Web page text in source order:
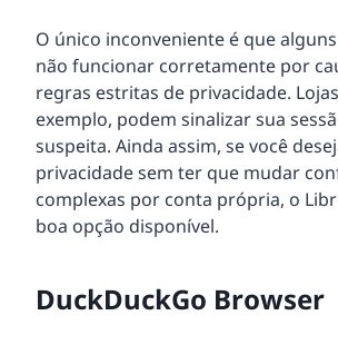
O único inconveniente é que
não funcionar corretamente por
regras estritas de privacidade.
exemplo, podem sinalizar sua
suspeita. Ainda assim, se você
privacidade sem ter que mudar
complexas por conta própria, o
boa opção disponível.
DuckDuckGo Browser